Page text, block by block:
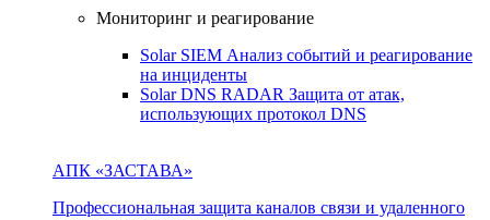
Мониторинг и реагирование
Solar SIEM Анализ событий и реагирование
на инциденты
Solar DNS RADAR Защита от атак,
использующих протокол DNS
АПК «ЗАСТАВА»
Профессиональная защита каналов связи и удаленного